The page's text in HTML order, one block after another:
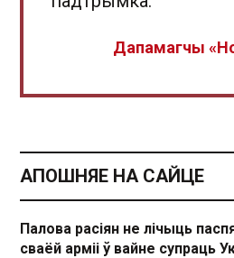
Дапамагчы
АПОШНЯЕ НА САЙЦЕ
Палова расіян не лічыць
сваёй арміі ў вайне супраць